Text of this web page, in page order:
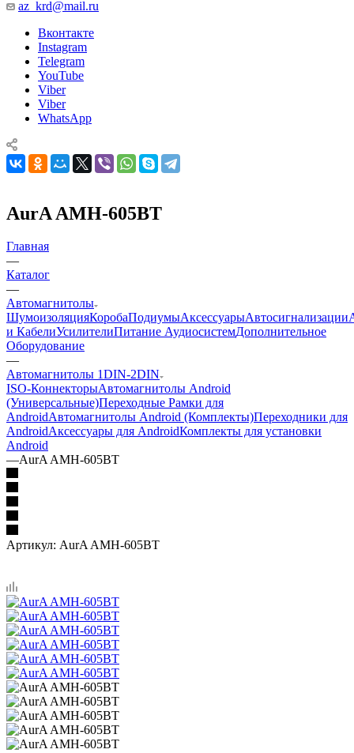
az_krd@mail.ru
Вконтакте
Instagram
Telegram
YouTube
Viber
Viber
WhatsApp
AurA AMH-605BT
Главная
—
Каталог
—
Автомагнитолы
ШумоизоляцияКоробаПодиумыАксессуарыАвтосигнализации
и КабелиУсилителиПитание АудиосистемДополнительное
Оборудование
—
Автомагнитолы 1DIN-2DIN
ISO-КоннекторыАвтомагнитолы Android
(Универсальные)Переходные Рамки для
AndroidАвтомагнитолы Android (Комплекты)Переходники для
AndroidАксессуары для AndroidКомплекты для установки
Android
—AurA AMH-605BT
Артикул: AurA AMH-605BT